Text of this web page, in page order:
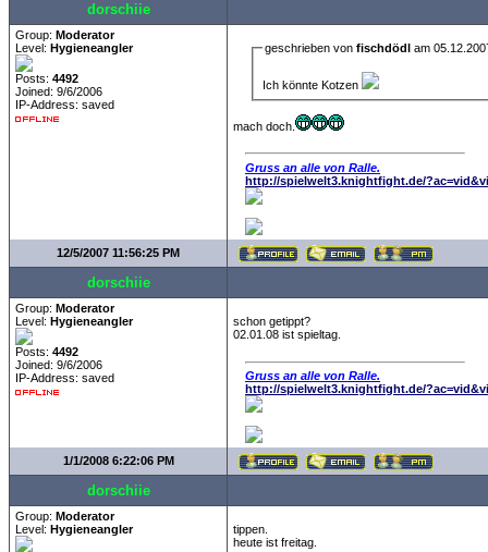
dorschiie
Group: Moderator
Level: Hygieneangler
Posts: 4492
Joined: 9/6/2006
IP-Address: saved
geschrieben vonfischdödl am
Ich könnte Kotzen
mach doch.
Gruss an alle von Ralle.
http://spielwelt3.knightfight.de/
12/5/2007 11:56:25 PM
dorschiie
Group: Moderator
Level: Hygieneangler
Posts: 4492
Joined: 9/6/2006
IP-Address: saved
schon getippt?
02.01.08 ist spieltag.
Gruss an alle von Ralle.
http://spielwelt3.knightfight.de/
1/1/2008 6:22:06 PM
dorschiie
Group: Moderator
Level: Hygieneangler
tippen.
heute ist freitag.